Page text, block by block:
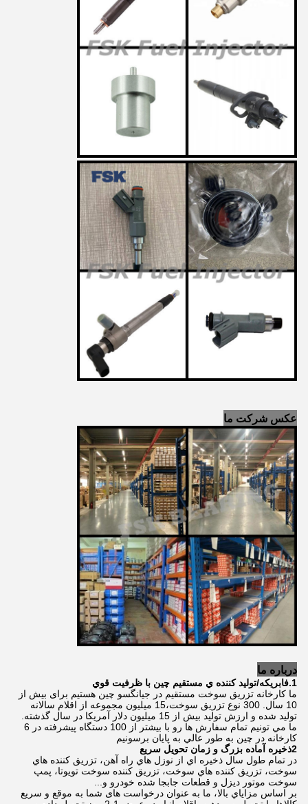
عکس شرکت ما
درباره ما
1.فابريکه/توليد کننده ي مستقيم چين با ظرفيت قوي
ما کارخانه تزریق سوخت مستقیم در جیانگسو چین هستیم برای بیش از
10 سال. 300 نوع تزریق سوخت،15 میلیون مجموعه از اقلام سالانه
تولید شده و ارزش تولید بیش از 15 میلیون دلار آمریکا در سال گذشته.
ما مي تونيم تمام سفارش ها رو با بيشتر از 100 دستگاه پيشرفته در 6
کارخانه در چين به طور عالي به پايان برسونيم
2ذخيره آماده بزرگ و زمان تحویل سريع
در تمام طول سال ذخيره اي از نوزل هاي راه آهن، تزريق كننده هاي
سوخت، تزريق كننده هاي سوخت، تزريق كننده سوخت تويوتا، پمپ
سوخت موتور ديزل و قطعات جابجا شده خودرو و...
بر اساس مزاياي بالا، ما به عنوان درخواست های شما به موقع و سریع